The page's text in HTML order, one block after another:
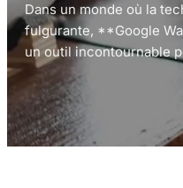
Dans un monde où la
fulgurante, **Google
un outil incontournable